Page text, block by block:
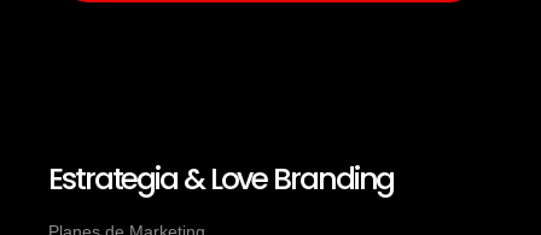
Estrategia & Love Branding
Planes de Marketing